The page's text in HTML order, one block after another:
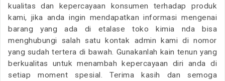
kualitas dan kepercayaan konsumen terhadap produk
kami, jika anda ingin mendapatkan informasi mengenai
barang yang ada di etalase toko kimia nda bisa
menghubungi salah satu kontak admin kami di nomor
yang sudah tertera di bawah. Gunakanlah kain tenun yang
berkualitas untuk menambah kepercayaan diri anda di
setiap moment spesial. Terima kasih dan semoga